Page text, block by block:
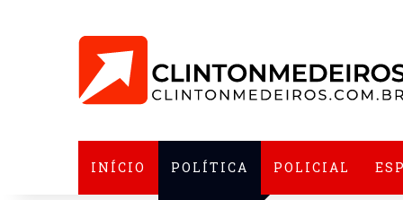
INÍCIO POLÍTICA POLICIAL